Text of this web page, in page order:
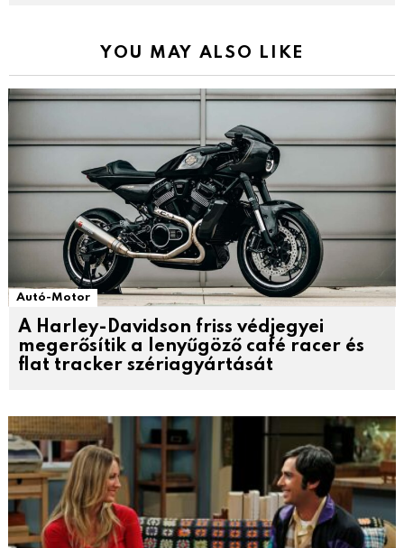
YOU MAY ALSO LIKE
Autó-Motor
A Harley-Davidson friss védjegyei
megerősítik a lenyűgöző café racer és
flat tracker szériagyártását